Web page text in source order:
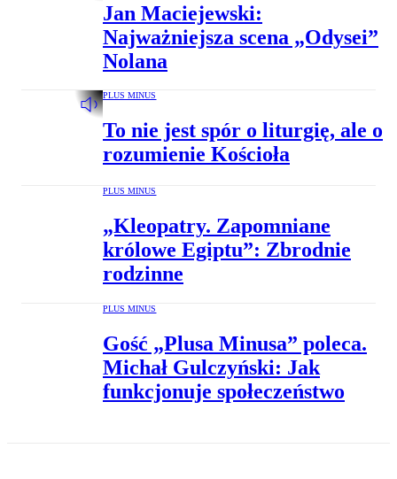
Jan Maciejewski:
Najważniejsza scena „Odysei”
Nolana
PLUS MINUS
To nie jest spór o liturgię, ale o
rozumienie Kościoła
PLUS MINUS
„Kleopatry. Zapomniane
królowe Egiptu”: Zbrodnie
rodzinne
PLUS MINUS
Gość „Plusa Minusa” poleca.
Michał Gulczyński: Jak
funkcjonuje społeczeństwo